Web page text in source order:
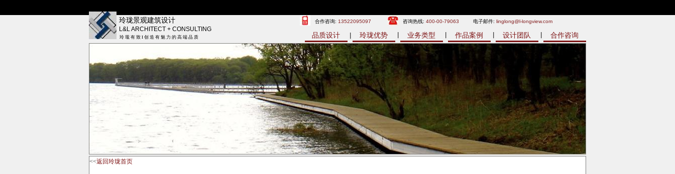
玲珑景观建筑设计
L&L ARCHITECT + CONSULTING
玲 瓏 有 致 I 创 造 有 魅 力 的 高 端 品 质
合作咨询: 13522095097 咨询热线: 400-00-79063 电子邮件: linglong@l-longview.com
品质设计 玲珑优势 业务类型 作品案例 设计团队 合作咨询
<<返回玲珑首页